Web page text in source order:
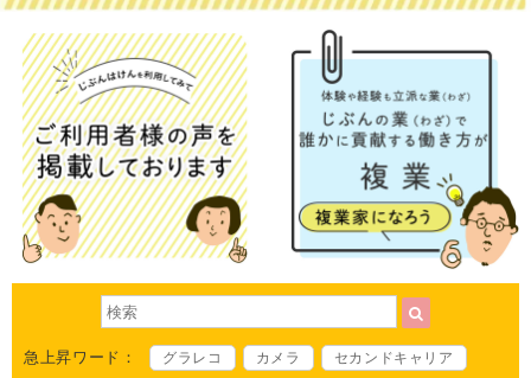
急上昇ワード： グラレコ カメラ
セカンドキャリア